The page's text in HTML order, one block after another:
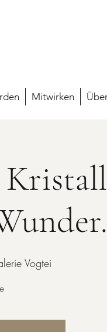
Mitwirken
Vogtei